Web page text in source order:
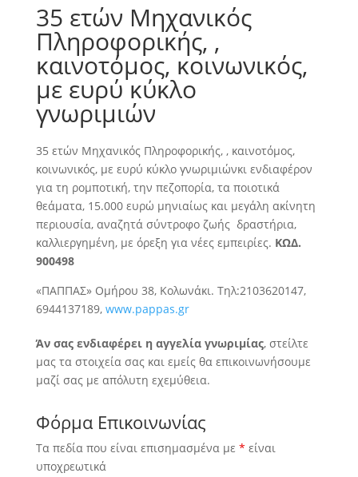
35 ετών Μηχανικός
Πληροφορικής, ,
καινοτόμος, κοινωνικός,
με ευρύ κύκλο
γνωριμιών
35 ετών Μηχανικός Πληροφορικής, , καινοτόμος,
κοινωνικός, με ευρύ κύκλο γνωριμιώνκι ενδιαφέρον
για τη ρομποτική, την πεζοπορία, τα ποιοτικά
θεάματα, 15.000 ευρώ μηνιαίως και μεγάλη ακίνητη
περιουσία, αναζητά σύντροφο ζωής δραστήρια,
καλλιεργημένη, με όρεξη για νέες εμπειρίες. ΚΩΔ.
900498
«ΠΑΠΠΑΣ» Ομήρου 38, Κολωνάκι. Τηλ:2103620147,
6944137189, www.pappas.gr
Άν σας ενδιαφέρει η αγγελία γνωριμίας, στείλτε
μας τα στοιχεία σας και εμείς θα επικοινωνήσουμε
μαζί σας με απόλυτη εχεμύθεια.
Φόρμα Επικοινωνίας
Τα πεδία που είναι επισημασμένα με * είναι
υποχρεωτικά